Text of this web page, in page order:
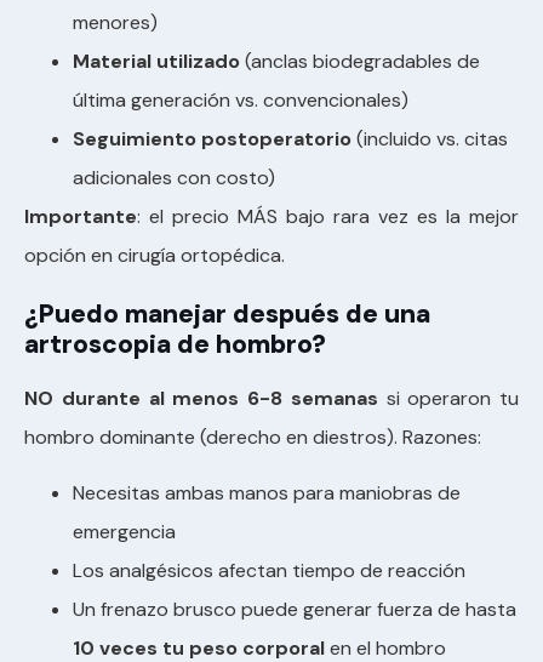
menores)
Material utilizado(anclas biodegradables de
última generación vs. convencionales)
Seguimiento postoperatorio(incluido vs. citas
adicionales con costo)
Importante: el precio MÁS bajo rara vez es la mejor
opción en cirugía ortopédica.
¿Puedo manejar después de una
artroscopia de hombro?
NO durante al menos 6-8 semanas si operaron tu
hombro dominante (derecho en diestros). Razones:
Necesitas ambas manos para maniobras de
emergencia
Los analgésicos afectan tiempo de reacción
Un frenazo brusco puede generar fuerza de hasta
10 veces tu peso corporalen el hombro